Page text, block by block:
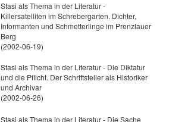
Stasi als Thema in der Literatur -
Killersatelliten im Schrebergarten. Dichter,
Informanten und Schmetterlinge im Prenzlauer
Berg
(2002-06-19)
Stasi als Thema in der Literatur - Die Diktatur
und die Pflicht. Der Schriftsteller als Historiker
und Archivar
(2002-06-26)
Stasi als Thema in der Literatur - Die Sache